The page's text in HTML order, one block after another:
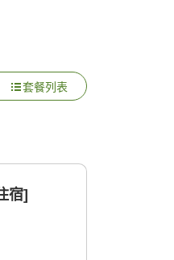
套餐列表
宿]